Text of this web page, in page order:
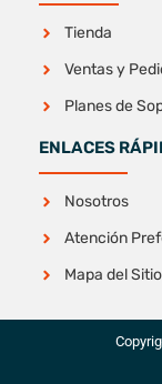
Tienda
Ventas y
Planes de
ENLACES
Nosotros
Atención
Mapa del Sitio